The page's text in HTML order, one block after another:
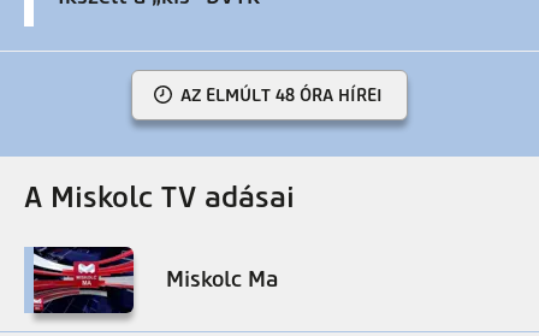
AZ ELMÚLT 48 ÓRA HÍREI
A Miskolc TV adásai
Miskolc Ma